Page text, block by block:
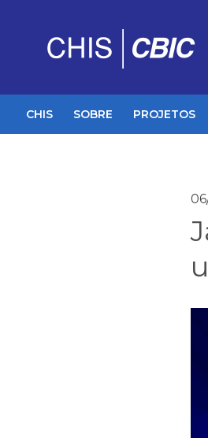
CHIS SOBRE PROJETOS